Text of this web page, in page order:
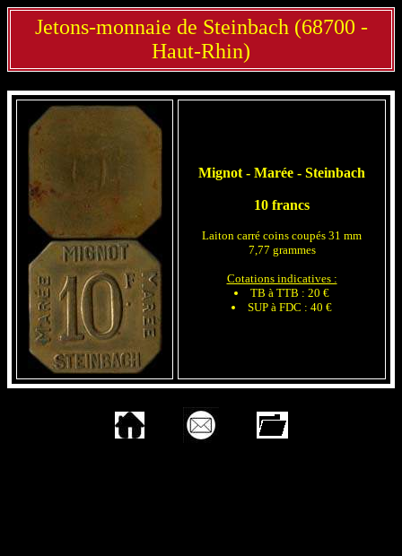
Jetons-monnaie de Steinbach (68700 -
Haut-Rhin)
Mignot - Marée - Steinbach
10 francs
Laiton carré coins coupés 31 mm
7,77 grammes
Cotations indicatives :
TB à TTB : 20 €
SUP à FDC : 40 €